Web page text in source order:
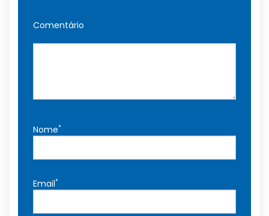
Comentário
Nome*
Email*